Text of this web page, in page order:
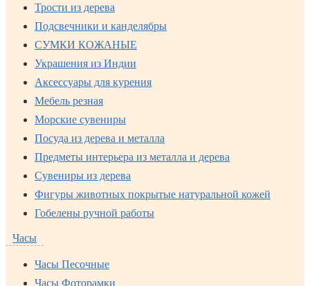
Трости из дерева
Подсвечники и канделябры
СУМКИ КОЖАНЫЕ
Украшения из Индии
Аксессуары для курения
Мебель резная
Морские сувениры
Посуда из дерева и металла
Предметы интерьера из металла и дерева
Сувениры из дерева
Фигуры животных покрытые натуральной кожей
Гобелены ручной работы
Часы
Часы Песочные
Часы Фоторамки